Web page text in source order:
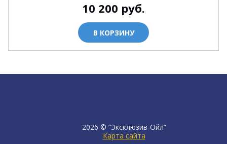
10 200 руб.
В КОРЗИНУ
2026 © “Эксклюзив-Ойл”
Карта сайта